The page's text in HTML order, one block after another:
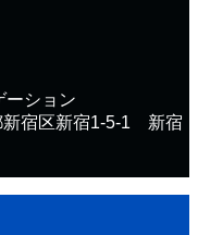
ーション
新宿区新宿1-5-1 新宿